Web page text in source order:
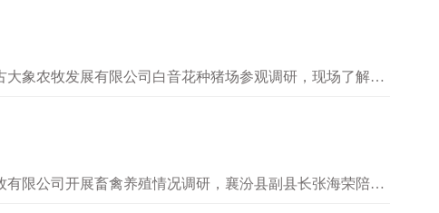
象农牧发展有限公司白音花种猪场参观调研，现场了解企
限公司开展畜禽养殖情况调研，襄汾县副县长张海荣陪